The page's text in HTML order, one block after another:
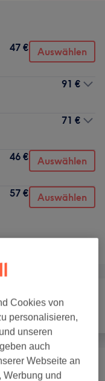
47 € Auswählen
91 €
71 €
46 € Auswählen
57 € Auswählen
Fitness
ab 46 €
Cookies von
personalisieren,
unseren
auch
Webseite an
Werbung und